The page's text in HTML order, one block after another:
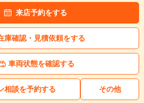
来店予約をする
庫確認・見積依頼をする
車両状態を確認する
相談を予約する その他